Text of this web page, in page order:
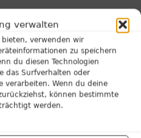
verwalten
verwenden wir
zu speichern
du diesen Technologien
das Surfverhalten oder
verarbeiten. Wenn du deine
können bestimmte
werden.